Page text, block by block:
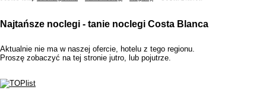
Najtańsze noclegi - tanie noclegi Costa Blanca
Aktualnie nie ma w naszej ofercie, hotelu z tego regionu.
Proszę zobaczyć na tej stronie jutro, lub pojutrze.